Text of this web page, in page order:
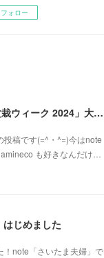
フォロー
レポまとめ☆「大宮盆栽ウィーク 2024」大盆栽まつり、おおみや盆栽まつりにいってきた
投稿です(=^・^=)今はnote
も好きなんだけ…
じめました
！note「さいたま夫婦」で